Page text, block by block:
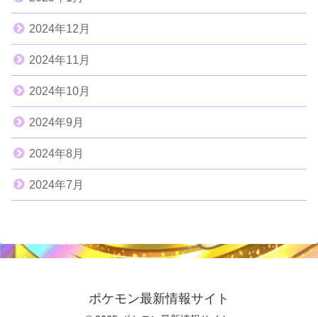
2024年12月
2024年11月
2024年10月
2024年9月
2024年8月
2024年7月
ポケモン最新情報サイト